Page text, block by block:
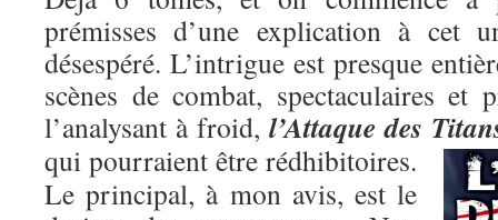
prémisses d’une explication à cet
désespéré. L’intrigue est presque
scènes de combat, spectaculaires et
l’analysant à froid, l’Attaque des
qui pourraient être rédhibitoires.
Le principal, à mon avis, est le